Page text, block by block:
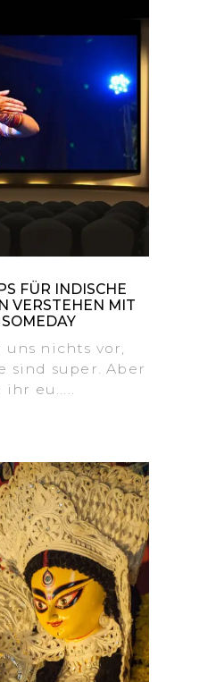
FÜR INDISCHE
VERSTEHEN MIT
uns nichts vor,
sind super. Aber
ihr eu.....